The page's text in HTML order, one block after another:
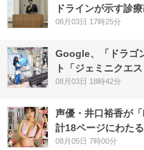
ドラインが示す診
08月03日 17時25分
Google、「ドラゴ
ト「ジェミニクエ
08月03日 18時42分
声優・井口裕香が
計18ページにわた
08月05日 7時00分